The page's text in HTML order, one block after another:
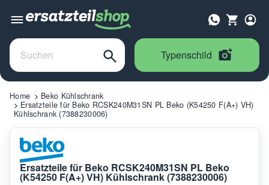
Typenschild
Home
Beko Kühlschrank
Ersatzteile für Beko RCSK240M31SN PL Beko (K54250 F(A+) VH)
Kühlschrank (7388230006)
Ersatzteile für Beko RCSK240M31SN PL Beko
(K54250 F(A+) VH) Kühlschrank (7388230006)